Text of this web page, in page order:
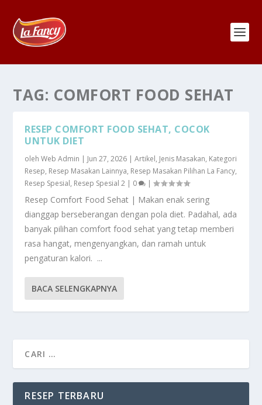
TAG: COMFORT FOOD SEHAT
RESEP COMFORT FOOD SEHAT, COCOK
UNTUK DIET
olehWeb Admin | Jun 27, 2026 |Artikel, Jenis Masakan, Kategori
Resep, Resep Masakan Lainnya, Resep Masakan Pilihan La Fancy,
Resep Spesial, Resep Spesial 2 | 0 |
Resep Comfort Food Sehat | Makan enak sering
dianggap berseberangan dengan pola diet. Padahal, ada
banyak pilihan comfort food sehat yang tetap memberi
rasa hangat, mengenyangkan, dan ramah untuk
pengaturan kalori. ...
BACA SELENGKAPNYA
RESEP TERBARU